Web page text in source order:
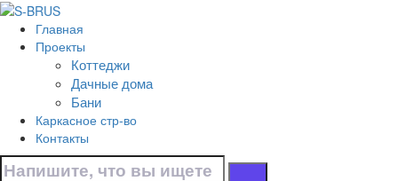
Перейти к контенту
Главная
Проекты
Коттеджи
Дачные дома
Бани
Каркасное стр-во
Контакты
Главная
Дачные дома
14х12